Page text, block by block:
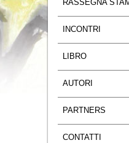
RASSEGNA
INCONTRI
LIBRO
AUTORI
PARTNERS
CONTATTI